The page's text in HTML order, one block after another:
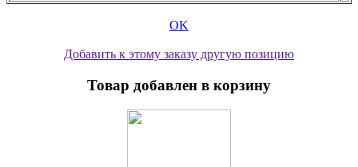
OK
Добавить к этому заказу другую позицию
Товар добавлен в корзину